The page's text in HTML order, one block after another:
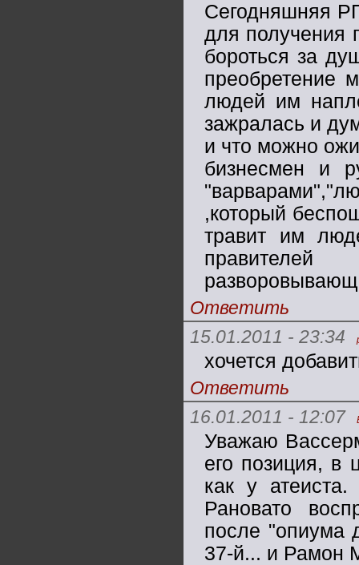
Сегодняшняя
для получения
бороться за
преобретение
людей им
зажралась и
и что можно
бизнесмен и
,который
травит им
Ответить
15.01.2011 - 23:34
хочется
Ответить
16.01.2011 - 12:07
Уважаю
его позиция, в
как у
Рановато
после "опиума
37-й... и Рамон